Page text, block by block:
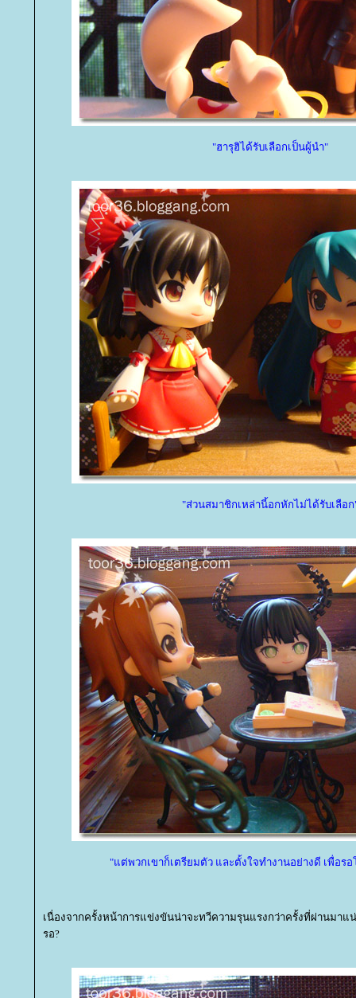
"ฮารุฮิได้รับเลือกเป็นผู้นำ"
"ส่วนสมาชิกเหล่านี้อกหักไม่ได้รับเลือก
"แต่พวกเขาก็เตรียมตัว และตั้งใจทำงานอย่างดี เพื่อร
เนื่องจากครั้งหน้าการแข่งขันน่าจะทวีความรุนแรงกว่าครั้งที่ผ่านมาแ
รอ?